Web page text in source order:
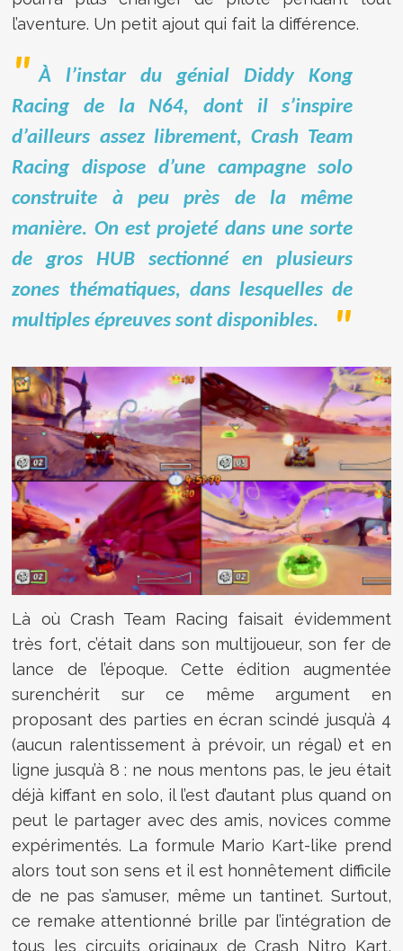
l’aventure. Un petit ajout qui fait la différence.
À l’instar du génial Diddy Kong
Racing de la N64, dont il s’inspire
d’ailleurs assez librement, Crash Team
Racing dispose d’une campagne solo
construite à peu près de la même
manière. On est projeté dans une sorte
de gros HUB sectionné en plusieurs
zones thématiques, dans lesquelles de
multiples épreuves sont disponibles.
Là où Crash Team Racing faisait évidemment
très fort, c’était dans son multijoueur, son fer de
lance de l’époque. Cette édition augmentée
surenchérit sur ce même argument en
proposant des parties en écran scindé jusqu’à 4
(aucun ralentissement à prévoir, un régal) et en
ligne jusqu’à 8 : ne nous mentons pas, le jeu était
déjà kiffant en solo, il l’est d’autant plus quand on
peut le partager avec des amis, novices comme
expérimentés. La formule Mario Kart-like prend
alors tout son sens et il est honnêtement difficile
de ne pas s’amuser, même un tantinet. Surtout,
ce remake attentionné brille par l’intégration de
tous les circuits originaux de Crash Nitro Kart,